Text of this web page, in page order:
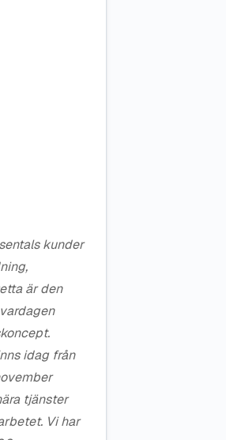
kunder
är den
idag från
tjänster
Vi har